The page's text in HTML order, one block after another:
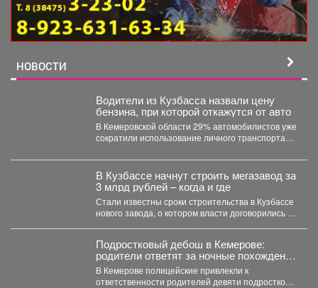
НОВОСТИ
Водители из Кузбасса назвали цену
бензина, при которой откажутся от авто
В Кемеровской области 29% автомобилистов уже
сократили использование личного транспорта
В Кузбассе начнут строить мегазавод за
3 млрд рублей – когда и где
Стали известны сроки строительства в Кузбассе
нового завода, о котором власти договорились в
Подростковый дебош в Кемерове:
родители ответят за ночные похождения
детей
В Кемерове полицейские привлекли к
ответственности родителей девяти подростков.